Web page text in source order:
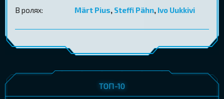
В ролях:
Märt Pius, Steffi Pähn, Ivo Uukkivi
ТОП-10